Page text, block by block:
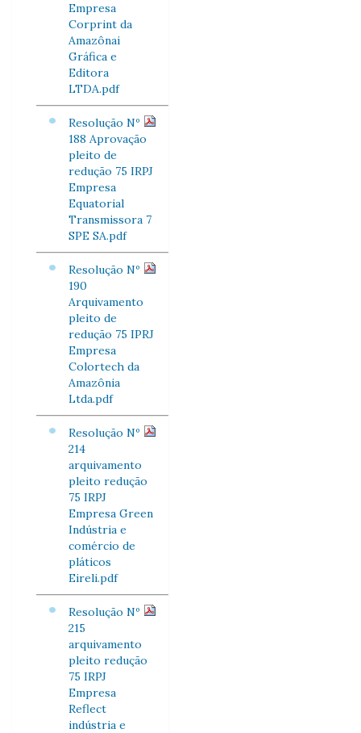
Empresa
Corprint da
Amazônai
Gráfica e
Editora
LTDA.pdf
Resolução Nº
188 Aprovação
pleito de
redução 75 IRPJ
Empresa
Equatorial
Transmissora 7
SPE SA.pdf
Resolução Nº
190
Arquivamento
pleito de
redução 75 IPRJ
Empresa
Colortech da
Amazônia
Ltda.pdf
Resolução Nº
214
arquivamento
pleito redução
75 IRPJ
Empresa Green
Indústria e
comércio de
pláticos
Eireli.pdf
Resolução Nº
215
arquivamento
pleito redução
75 IRPJ
Empresa
Reflect
indústria e